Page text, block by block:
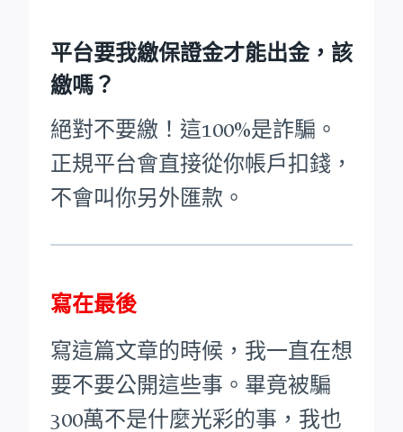
平台要我繳保證金才能出金，該
繳嗎？
絕對不要繳！這100%是詐騙。
正規平台會直接從你帳戶扣錢，
不會叫你另外匯款。
寫在最後
寫這篇文章的時候，我一直在想
要不要公開這些事。畢竟被騙
300萬不是什麼光彩的事，我也